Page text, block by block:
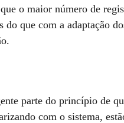
o maior número de
do que com a adaptação
parte do princípio de
com o sistema,